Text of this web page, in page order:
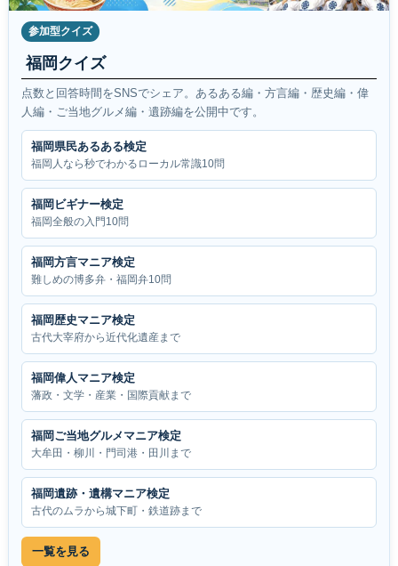
参加型クイズ
福岡クイズ
点数と回答時間をSNSでシェア。あるある編・方言編・歴史編・偉
人編・ご当地グルメ編・遺跡編を公開中です。
福岡県民あるある検定
福岡人なら秒でわかるローカル常識10問
福岡ビギナー検定
福岡全般の入門10問
福岡方言マニア検定
難しめの博多弁・福岡弁10問
福岡歴史マニア検定
古代大宰府から近代化遺産まで
福岡偉人マニア検定
藩政・文学・産業・国際貢献まで
福岡ご当地グルメマニア検定
大牟田・柳川・門司港・田川まで
福岡遺跡・遺構マニア検定
古代のムラから城下町・鉄道跡まで
一覧を見る